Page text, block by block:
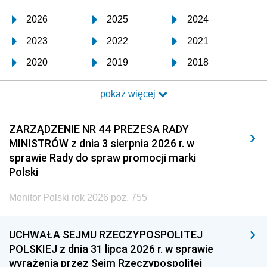
2026 2025 2024
2023 2022 2021
2020 2019 2018
2017 2016 2015
2014 2013 2012
2011 2010 2009
2008 2007 2006
2005
1996 1995 1994
1993 1992 1991
pokaż więcej
ZARZĄDZENIE NR 44 PREZESA RADY
MINISTRÓW z dnia 3 sierpnia 2026 r. w
sprawie Rady do spraw promocji marki
Polski
Monitor Polski rok 2026 poz. 755
UCHWAŁA SEJMU RZECZYPOSPOLITEJ
POLSKIEJ z dnia 31 lipca 2026 r. w sprawie
wyrażenia przez Sejm Rzeczypospolitej